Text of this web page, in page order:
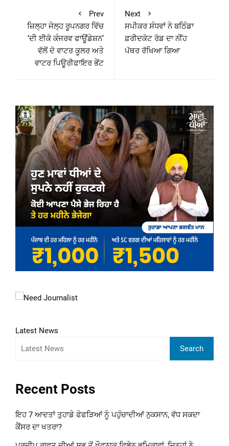
Prev
ਜ਼ਿਲ੍ਹਾ ਜੇਲ੍ਹ ਰੂਪਨਗਰ ਵਿੱਚ
‘ਦੀ ਈਕੋ ਕੰਜਰਵ ਫਾਊਂਡੇਸ਼ਨ’
ਵੱਲੋਂ ਦੋ ਵਾਟਰ ਕੂਲਰ ਅਤੇ
ਵਾਟਰ ਪਿਊਰੀਫਾਇਰ ਭੇਂਟ
Next
ਸਪੀਕਰ ਸੰਧਵਾਂ ਨੇ ਬਠਿੰਡਾ
ਫ਼ਰੀਦਕੋਟ ਰੋਡ ਦਾ ਨੀਂਹ
ਪੱਥਰ ਰੱਖਿਆ ਗਿਆ
Latest News
Search
Recent Posts
ਇਹ 7 ਆਦਤਾਂ ਤੁਹਾਡੇ ਫੇਫੜਿਆਂ ਨੂੰ ਪਹੁੰਚਾਦੀਆਂ ਨੁਕਸਾਨ, ਵੱਧ ਸਕਦਾ
ਕੈਂਸਰ ਦਾ ਖਤਰਾ?